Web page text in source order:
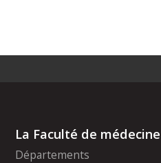
La Faculté de médecine
Départements